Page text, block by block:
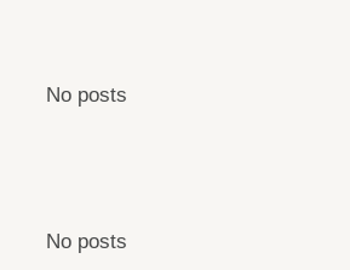
No posts
No posts